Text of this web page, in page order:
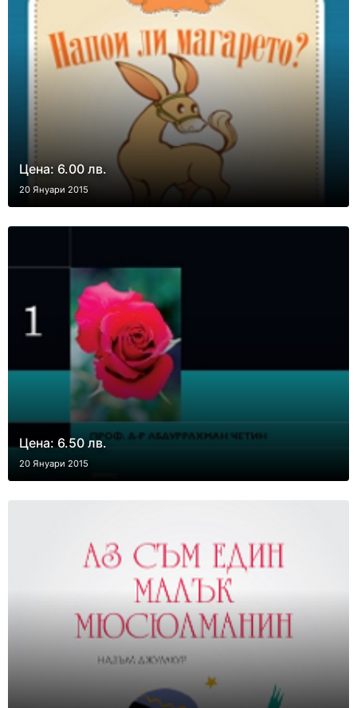
Цена: 6.00 лв.
20 Януари 2015
Цена: 6.50 лв.
20 Януари 2015